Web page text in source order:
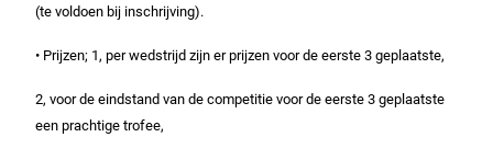
(te voldoen bij inschrijving).
• Prijzen; 1, per wedstrijd zijn er prijzen voor de eerste 3 geplaatste,
2, voor de eindstand van de competitie voor de eerste 3 geplaatste
een prachtige trofee,